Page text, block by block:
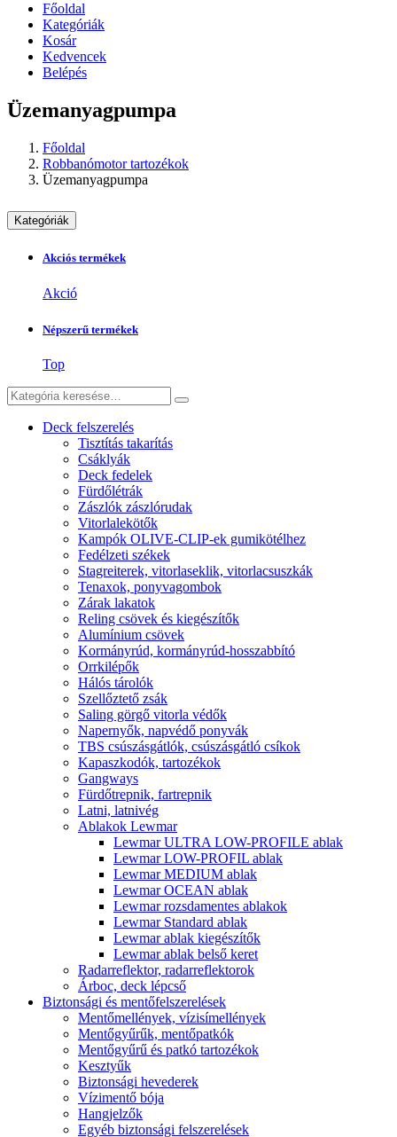
Főoldal
Kategóriák
Kosár
Kedvencek
Belépés
Üzemanyagpumpa
Főoldal
Robbanómotor tartozékok
Üzemanyagpumpa
Kategóriák
Akciós termékek
Akció
Népszerű termékek
Top
Deck felszerelés
Tisztítás takarítás
Csáklyák
Deck fedelek
Fürdőlétrák
Zászlók zászlórudak
Vitorlalekötők
Kampók OLIVE-CLIP-ek gumikötélhez
Fedélzeti székek
Stagreiterek, vitorlaseklik, vitorlacsuszkák
Tenaxok, ponyvagombok
Zárak lakatok
Reling csövek és kiegészítők
Alumínium csövek
Kormányrúd, kormányrúd-hosszabbító
Orrkilépők
Hálós tárolók
Szellőztető zsák
Saling görgő vitorla védők
Napernyők, napvédő ponyvák
TBS csúszásgátlók, csúszásgátló csíkok
Kapaszkodók, tartozékok
Gangways
Fürdőtrepnik, fartrepnik
Latni, latnivég
Ablakok Lewmar
Lewmar ULTRA LOW-PROFILE ablak
Lewmar LOW-PROFIL ablak
Lewmar MEDIUM ablak
Lewmar OCEAN ablak
Lewmar rozsdamentes ablakok
Lewmar Standard ablak
Lewmar ablak kiegészítők
Lewmar ablak belső keret
Radarreflektor, radarreflektorok
Árboc, deck lépcső
Biztonsági és mentőfelszerelések
Mentőmellények, vízisímellények
Mentőgyűrűk, mentőpatkók
Mentőgyűrű és patkó tartozékok
Kesztyűk
Biztonsági hevederek
Vízimentő bója
Hangjelzők
Egyéb biztonsági felszerelések